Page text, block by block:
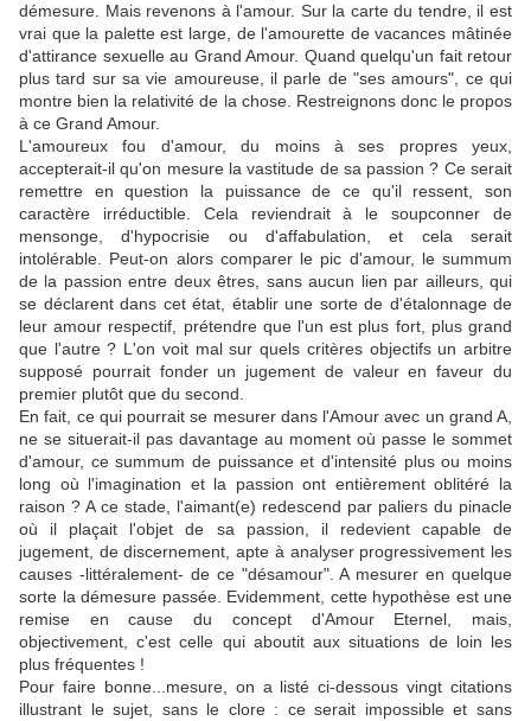
démesure. Mais revenons à l'amour. Sur la carte du tendre, il est
vrai que la palette est large, de l'amourette de vacances mâtinée
d'attirance sexuelle au Grand Amour. Quand quelqu'un fait retour
plus tard sur sa vie amoureuse, il parle de "ses amours", ce qui
montre bien la relativité de la chose. Restreignons donc le propos
à ce Grand Amour.
L'amoureux fou d'amour, du moins à ses propres yeux,
accepterait-il qu'on mesure la vastitude de sa passion ? Ce serait
remettre en question la puissance de ce qu'il ressent, son
caractère irréductible. Cela reviendrait à le soupconner de
mensonge, d'hypocrisie ou d'affabulation, et cela serait
intolérable. Peut-on alors comparer le pic d'amour, le summum
de la passion entre deux êtres, sans aucun lien par ailleurs, qui
se déclarent dans cet état, établir une sorte de d'étalonnage de
leur amour respectif, prétendre que l'un est plus fort, plus grand
que l'autre ? L'on voit mal sur quels critères objectifs un arbitre
supposé pourrait fonder un jugement de valeur en faveur du
premier plutôt que du second.
En fait, ce qui pourrait se mesurer dans l'Amour avec un grand A,
ne se situerait-il pas davantage au moment où passe le sommet
d'amour, ce summum de puissance et d'intensité plus ou moins
long où l'imagination et la passion ont entièrement oblitéré la
raison ? A ce stade, l'aimant(e) redescend par paliers du pinacle
où il plaçait l'objet de sa passion, il redevient capable de
jugement, de discernement, apte à analyser progressivement les
causes -littéralement- de ce "désamour". A mesurer en quelque
sorte la démesure passée. Evidemment, cette hypothèse est une
remise en cause du concept d'Amour Eternel, mais,
objectivement, c'est celle qui aboutit aux situations de loin les
plus fréquentes !
Pour faire bonne...mesure, on a listé ci-dessous vingt citations
illustrant le sujet, sans le clore : ce serait impossible et sans